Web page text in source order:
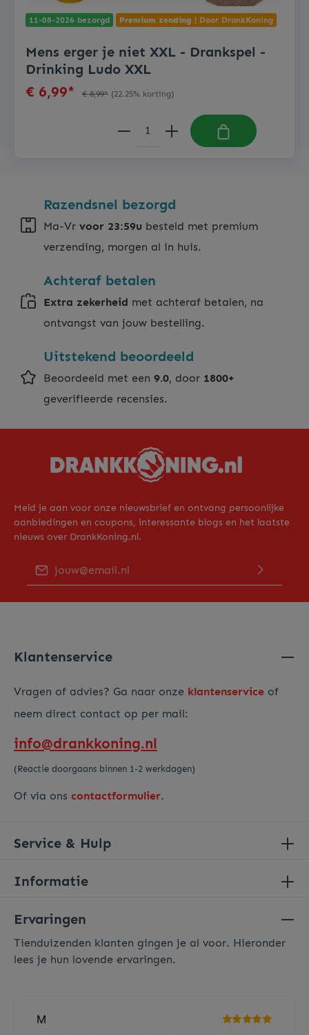
11-08-2026 bezorgd Premium zending | Door DrankKoning
Mens erger je niet XXL - Drankspel -
Drinking Ludo XXL
€ 6,99* € 8,99* (22.25% korting)
Razendsnel bezorgd
Ma-Vr voor 23:59u besteld met premium
verzending, morgen al in huis.
Achteraf betalen
Extra zekerheid met achteraf betalen, na
ontvangst van jouw bestelling.
Uitstekend beoordeeld
Beoordeeld met een 9.0, door 1800+
geverifieerde recensies.
Meld je aan voor onze nieuwsbrief en ontvang persoonlijke
aanbiedingen en coupons, interessante blogs en het laatste
nieuws over DrankKoning.nl.
Ervaringen
Tienduizenden klanten gingen je al voor. Hieronder
lees je hun lovende ervaringen.
Klantenservice
Vragen of advies? Ga naar onze klantenservice of
neem direct contact op per mail:
info@drankkoning.nl
(Reactie doorgaans binnen 1-2 werkdagen)
Of via ons contactformulier.
Service & Hulp
Informatie